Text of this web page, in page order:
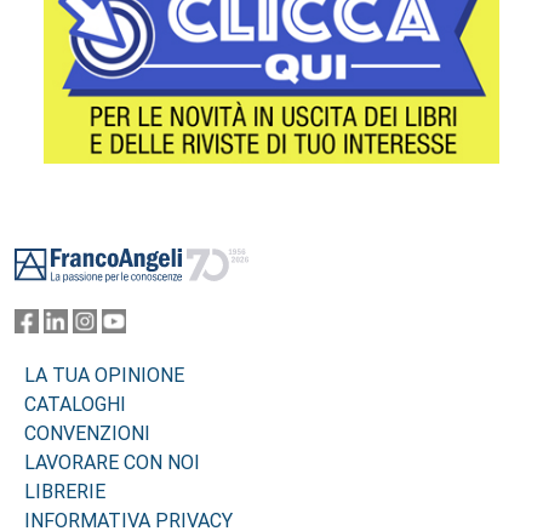
LA TUA OPINIONE
CATALOGHI
CONVENZIONI
LAVORARE CON NOI
LIBRERIE
INFORMATIVA PRIVACY